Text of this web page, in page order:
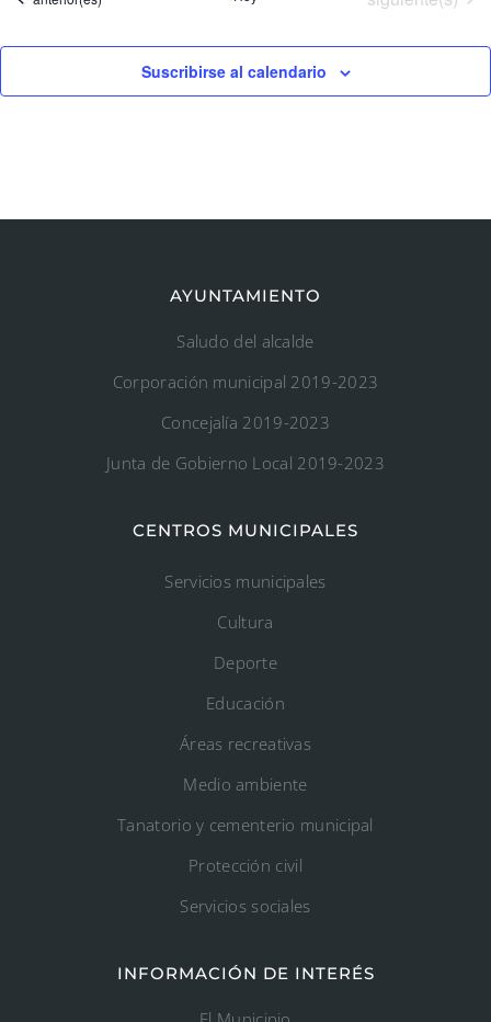
Suscribirse al calendario
AYUNTAMIENTO
Saludo del alcalde
Corporación municipal 2019-2023
Concejalía 2019-2023
Junta de Gobierno Local 2019-2023
CENTROS MUNICIPALES
Servicios municipales
Cultura
Deporte
Educación
Áreas recreativas
Medio ambiente
Tanatorio y cementerio municipal
Protección civil
Servicios sociales
INFORMACIÓN DE INTERÉS